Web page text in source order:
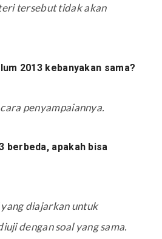
tersebut tidak akan
2013 kebanyakan sama?
penyampaiannya.
berbeda, apakah bisa
diajarkan untuk
dengan soal yang sama.